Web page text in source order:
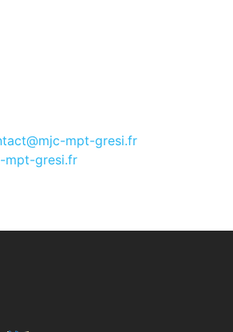
mpt-gresi.fr
mpt-gresi.fr